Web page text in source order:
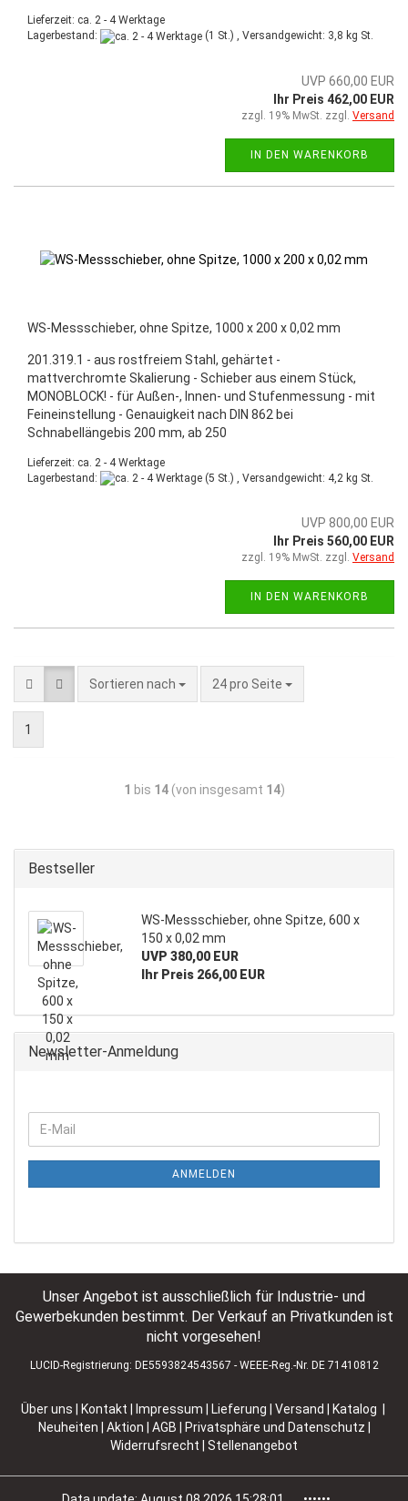
Lieferzeit: ca. 2 - 4 Werktage
Lagerbestand:
(1 St.) , Versandgewicht: 3,8 kg St.
UVP 660,00 EUR
Ihr Preis 462,00 EUR
zzgl. 19% MwSt. zzgl. Versand
IN DEN WARENKORB
WS-Messschieber, ohne Spitze, 1000 x 200 x 0,02 mm
201.319.1 - aus rostfreiem Stahl, gehärtet -
mattverchromte Skalierung - Schieber aus einem Stück,
MONOBLOCK! - für Außen-, Innen- und Stufenmessung - mit
Feineinstellung - Genauigkeit nach DIN 862 bei
Schnabellängebis 200 mm, ab 250
Lieferzeit: ca. 2 - 4 Werktage
Lagerbestand:
(5 St.) , Versandgewicht: 4,2 kg St.
UVP 800,00 EUR
Ihr Preis 560,00 EUR
zzgl. 19% MwSt. zzgl. Versand
IN DEN WARENKORB
Sortieren nach 24 pro Seite
1
1 bis 14(von insgesamt 14)
Bestseller
WS-Messschieber, ohne Spitze, 600 x
150 x 0,02 mm
UVP 380,00 EUR
Ihr Preis 266,00 EUR
Newsletter-Anmeldung
ANMELDEN
Unser Angebot ist ausschließlich für Industrie- und
Gewerbekunden bestimmt. Der Verkauf an Privatkunden ist
nicht vorgesehen!
LUCID-Registrierung: DE5593824543567 - WEEE-Reg.-Nr. DE 71410812
Über uns Kontakt Impressum Lieferung | Versand
Katalog |
Neuheiten | Aktion
AGB Privatsphäre und Datenschutz
Widerrufsrecht
Stellenangebot